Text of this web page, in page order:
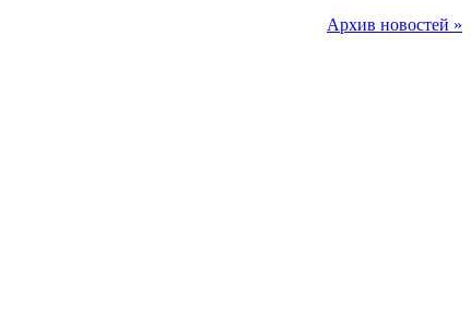
Архив новостей »